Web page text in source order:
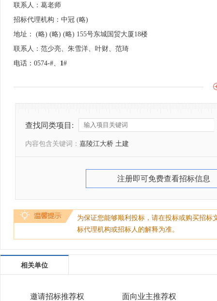
联系人：葛老师
招标代理机构：中冠 (略)
地址： (略) (略) (略) 155号东城国贸大厦18楼
联系人：范少亮、朱雪洋、叶财、范琦
电话：0574-#、 1#
查找同类项目:
内容包含关键词： 嘉陵江大桥 土建
注册即可免费查看招标信息
为保证您能够顺利投标，请在投标或购买招
标代理机构或招标人的解释为准。
相关单位
邀请招标推荐权 面向业主推荐权